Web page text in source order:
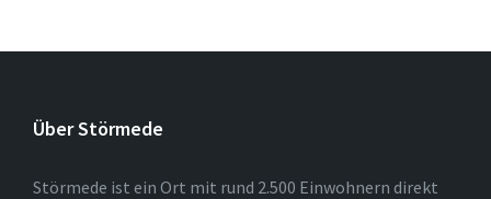
Über Störmede
Störmede ist ein Ort mit rund 2.500 Einwohnern direkt